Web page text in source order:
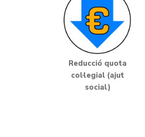
Reducció quota
col·legial (ajut
social)